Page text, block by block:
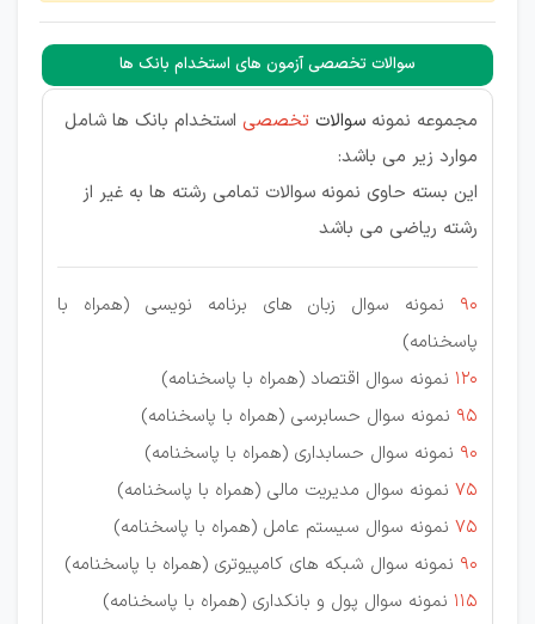
سوالات تخصصی آزمون های استخدام بانک ها
مجموعه نمونه سوالات تخصصی استخدام بانک ها شامل
موارد زیر می باشد:
این بسته حاوی نمونه سوالات تمامی رشته ها به غیر از
رشته ریاضی می باشد
90
نمونه سوال زبان های برنامه نویسی (همراه با
پاسخنامه)
120 نمونه سوال اقتصاد (همراه با پاسخنامه)
95 نمونه سوال حسابرسی (همراه با پاسخنامه)
90 نمونه سوال حسابداری (همراه با پاسخنامه)
75 نمونه سوال مدیریت مالی (همراه با پاسخنامه)
75 نمونه سوال سیستم عامل (همراه با پاسخنامه)
90 نمونه سوال شبکه های کامپیوتری (همراه با پاسخنامه)
115 نمونه سوال پول و بانکداری (همراه با پاسخنامه)